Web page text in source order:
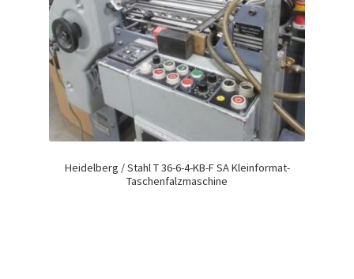
Heidelberg / Stahl T 36-6-4-KB-F SA Kleinformat-
Taschenfalzmaschine